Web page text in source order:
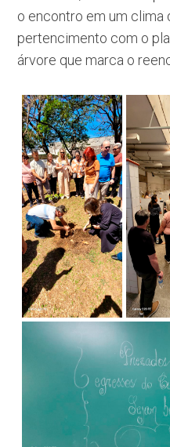
o encontro em um clima
pertencimento com o
árvore que marca o